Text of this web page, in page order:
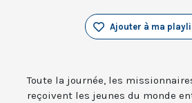
Ajouter à ma
Toute la journée, les
reçoivent les jeunes du monde